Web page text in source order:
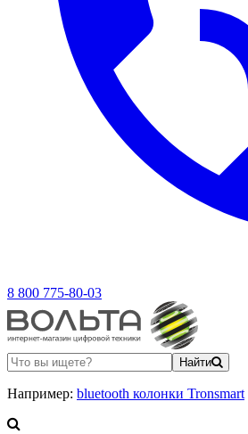
8 800 775-80-03
Найти
Например: bluetooth колонки Tronsmart